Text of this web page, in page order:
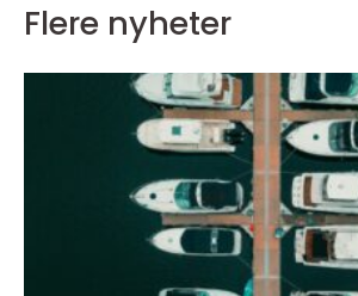
Flere nyheter